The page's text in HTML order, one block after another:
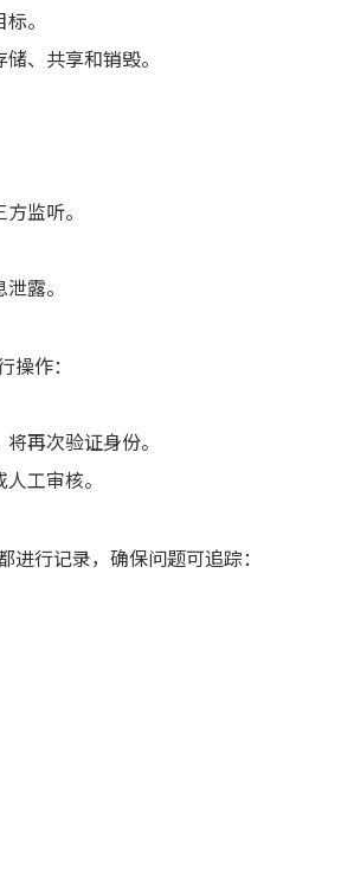
。
、共享和销毁。
监听。
露。
作：
再次验证身份。
工审核。
行记录，确保问题可追踪：